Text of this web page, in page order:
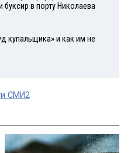
буксир в порту Николаева
купальщика» и как им не
СМИ2